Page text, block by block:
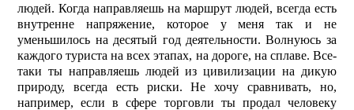
людей. Когда направляешь на маршрут людей, всегда есть
внутренне напряжение, которое у меня так и не
уменьшилось на десятый год деятельности. Волнуюсь за
каждого туриста на всех этапах, на дороге, на сплаве. Все-
таки ты направляешь людей из цивилизации на дикую
природу, всегда есть риски. Не хочу сравнивать, но,
например, если в сфере торговли ты продал человеку